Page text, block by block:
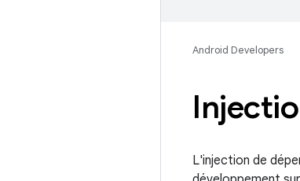
Android Developers
L'injection de